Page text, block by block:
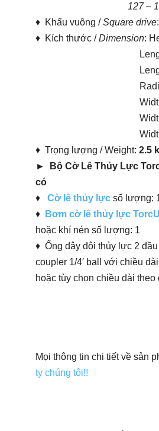
127 –
♦ Khẩu vuông /Square drive:
♦ Kích thước /Dimension:
Length 1 =
Length 2 =
Radius =
Width 1 =
Width 2 =
Width 3 =
♦ Trọng lượng / Weight: 2.5
►
Bộ Cờ Lê Thủy Lực
có
♦ Cờ lê thủy lực số lượng:
♦
Bơm cờ lê thủy lực
hoặc khí nén số lượng: 1
♦ Ống dây đôi thủy lực 2
coupler 1/4′ ball với chiều
hoặc tùy chọn chiều dài
Mọi thông tin chi tiết về sản
ty chúng tôi!!